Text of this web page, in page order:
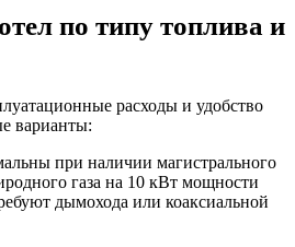
по типу топлива и
расходы и удобство
варианты:
при наличии магистрального
газа на 10 кВт мощности
дымохода или коаксиальной